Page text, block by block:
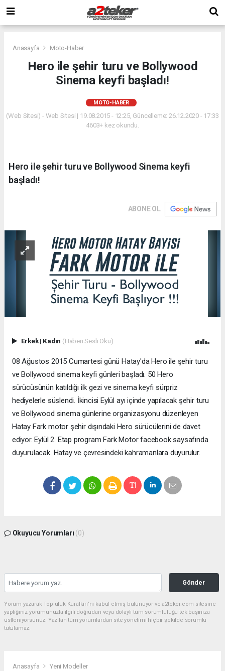
Anasayfa Moto-Haber
Hero ile şehir turu ve Bollywood
Sinema keyfi başladı!
MOTO-HABER
(Web Sitesi) - Web Sitesi | 19.08.2015 - 12:25, Güncelleme: 26.12.2020 - 17:33
4603+ kez okundu.
Hero ile şehir turu ve Bollywood Sinema keyfi
başladı!
ABONE OL
Erkek| Kadın (Haberi Sesli Oku)
08 Ağustos 2015 Cumartesi günü Hatay'da Hero ile şehir turu
ve Bollywood sinema keyfi günleri başladı. 50 Hero
sürücüsünün katıldığı ilk gezi ve sinema keyfi sürpriz
hediyelerle süslendi. İkincisi Eylül ayı içinde yapılacak şehir turu
ve Bollywood sinema günlerine organizasyonu düzenleyen
Hatay Fark motor şehir dışındaki Hero sürücülerini de davet
ediyor. Eylül 2. Etap program Fark Motor facebook saysafında
duyurulacak. Hatay ve çevresindeki kahramanlara duyurulur.
Okuyucu Yorumları (0)
Gönder
Yorum yazarak Topluluk Kuralları’nı kabul etmiş bulunuyor ve a2teker.com sitesine
yaptığınız yorumunuzla ilgili doğrudan veya dolaylı tüm sorumluluğu tek başınıza
üstleniyorsunuz. Yazılan tüm yorumlardan site yönetimi hiçbir şekilde sorumlu
tutulamaz.
Anasayfa Yeni Modeller